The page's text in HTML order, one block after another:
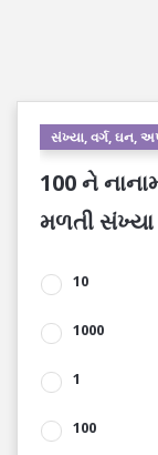
સંખ્યા, વર્ગ, ઘન,
100 ને
મળતી
10
1000
1
100